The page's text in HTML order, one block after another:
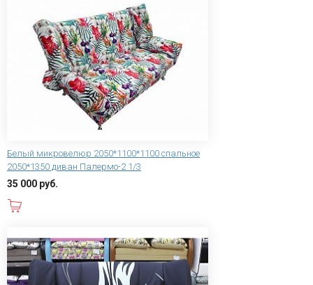
Белый микровелюр 2050*1100*1100 спальное
2050*1350 диван Палермо-2 1/3
35 000 руб.